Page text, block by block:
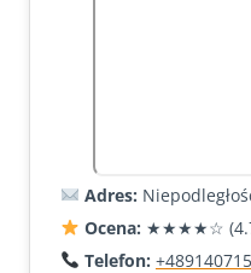
Adres:
Ocena: ★★★★☆
Telefon: